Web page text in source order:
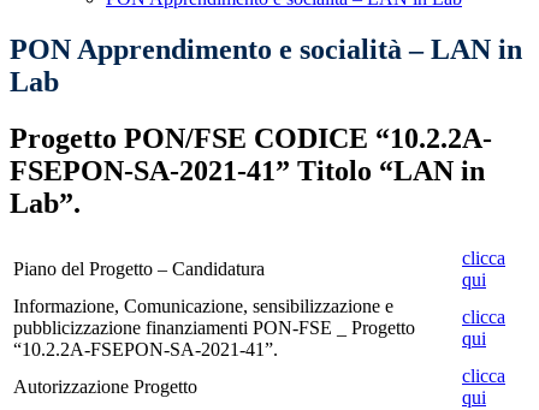
PON Apprendimento e socialità – LAN in
Lab
Progetto PON/FSE CODICE “10.2.2A-
FSEPON-SA-2021-41” Titolo “LAN in
Lab”.
Piano del Progetto – Candidatura
clicca
qui
Informazione, Comunicazione, sensibilizzazione e
pubblicizzazione finanziamenti PON-FSE _ Progetto
“10.2.2A-FSEPON-SA-2021-41”.
clicca
qui
Autorizzazione Progetto
clicca
qui